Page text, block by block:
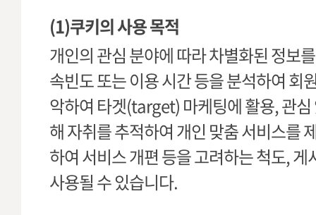
(1)쿠키의 사용 목적
개인의 관심 분야에 따라 차별화된 정보
속빈도 또는 이용 시간 등을 분석하여 회
악하여 타겟(target) 마케팅에 활용, 관심
해 자취를 추적하여 개인 맞춤 서비스를
하여 서비스 개편 등을 고려하는 척도,
사용될 수 있습니다.